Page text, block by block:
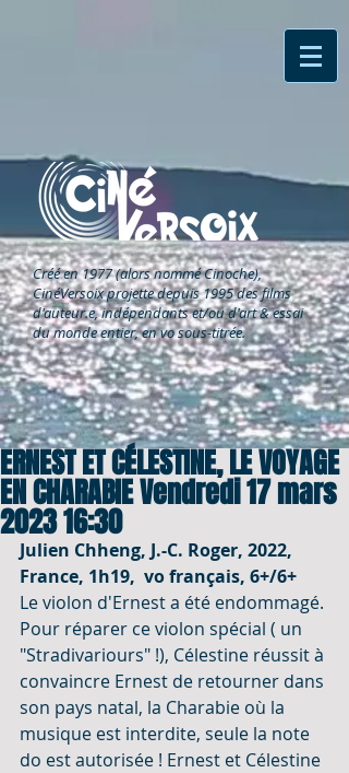
Créé en 1977 (alors nommé Cinoche),
CinéVersoixprojette depuis 1995 des films
d'auteur.e, indépendants et/ou d'art & essai
du monde entier, en vo sous-titrée.
ERNEST ET CÉLESTINE, LE VOYAGE
EN CHARABIE Vendredi 17 mars
2023 16:30
Julien Chheng, J.-C. Roger, 2022,
France, 1h19,  vo français, 6+/6+
Le violon d'Ernest a été endommagé.
Pour réparer ce violon spécial ( un
"Stradivariours" !), Célestine réussit à
convaincre Ernest de retourner dans
son pays natal, la Charabie où la
musique est interdite, seule la note
do est autorisée ! Ernest et Célestine